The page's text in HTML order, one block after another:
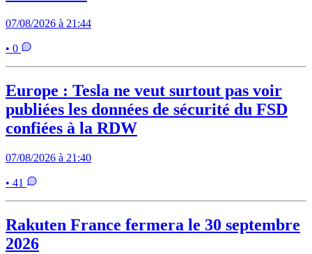
07/08/2026 à 21:44
• 0
Europe : Tesla ne veut surtout pas voir
publiées les données de sécurité du FSD
confiées à la RDW
07/08/2026 à 21:40
• 41
Rakuten France fermera le 30 septembre
2026